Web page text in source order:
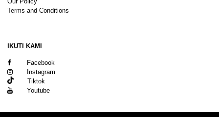
Terms and Conditions
IKUTI KAMI
Facebook
Instagram
Tiktok
Youtube